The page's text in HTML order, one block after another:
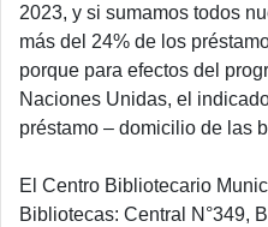
2023, y si sumamos todos
más del 24% de los
porque para efectos del
Naciones Unidas, el
préstamo – domicilio de las
El Centro Bibliotecario
Bibliotecas: Central N°349,